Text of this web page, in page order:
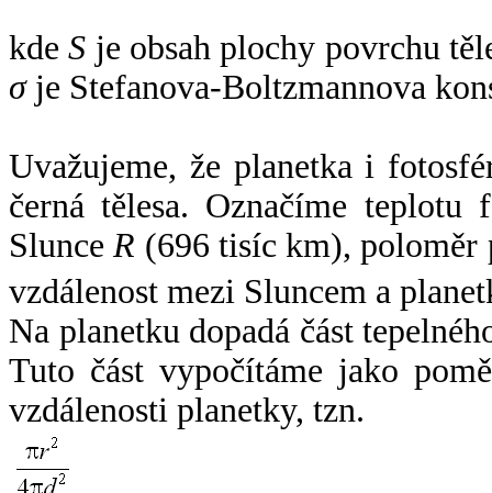
kdeS je obsah plochy povrchu
σje Stefanova-Boltzmannova
Uvažujeme, že planetka i
černá tělesa. Označíme
SlunceR (696 tisíc km),
vzdálenost mezi Sluncem a
Na planetku dopadá část
Tuto část vypočítáme jako
vzdálenosti planetky, tzn.